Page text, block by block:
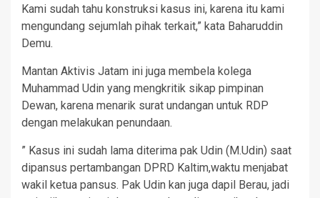
Kami sudah tahu konstruksi kasus ini, karena itu kami
mengundang sejumlah pihak terkait,” kata Baharuddin
Demu.
Mantan Aktivis Jatam ini juga membela kolega
Muhammad Udin yang mengkritik sikap pimpinan
Dewan, karena menarik surat undangan untuk RDP
dengan melakukan penundaan.
” Kasus ini sudah lama diterima pak Udin (M.Udin) saat
dipansus pertambangan DPRD Kaltim,waktu menjabat
wakil ketua pansus. Pak Udin kan juga dapil Berau, jadi